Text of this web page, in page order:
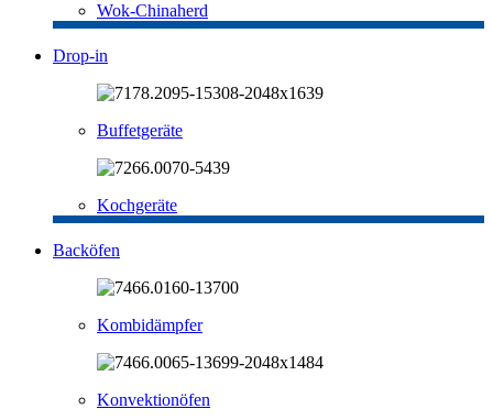
Wok-Chinaherd
Drop-in
Buffetgeräte
Kochgeräte
Backöfen
Kombidämpfer
Konvektionöfen